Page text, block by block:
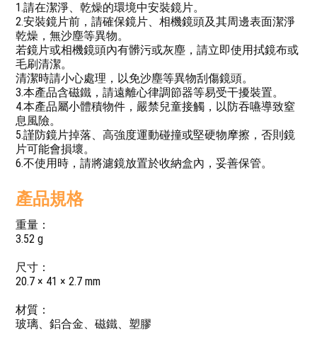
1.請在潔淨、乾燥的環境中安裝鏡片。
2.安裝鏡片前，請確保鏡片、相機鏡頭及其周邊表面潔淨
乾燥，無沙塵等異物。
若鏡片或相機鏡頭內有髒污或灰塵，請立即使用拭鏡布或
毛刷清潔。
清潔時請小心處理，以免沙塵等異物刮傷鏡頭。
3.本產品含磁鐵，請遠離心律調節器等易受干擾裝置。
4.本產品屬小體積物件，嚴禁兒童接觸，以防吞嚥導致窒
息風險。
5.謹防鏡片掉落、高強度運動碰撞或堅硬物摩擦，否則鏡
片可能會損壞。
6.不使用時，請將濾鏡放置於收納盒內，妥善保管。
產品規格
重量：
3.52 g
尺寸：
20.7 × 41 × 2.7 mm
材質：
玻璃、鋁合金、磁鐵、塑膠